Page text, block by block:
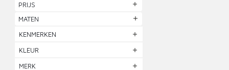
PRIJS
MATEN
KENMERKEN
KLEUR
MERK